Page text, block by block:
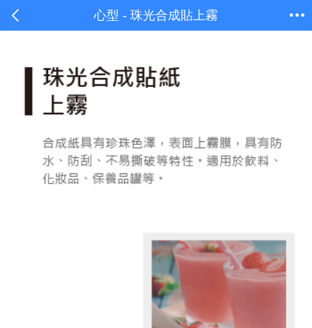
心型 - 珠光合成貼上霧